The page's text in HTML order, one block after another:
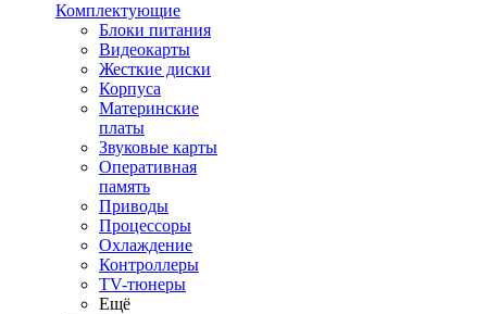
Комплектующие
Блоки питания
Видеокарты
Жесткие диски
Корпуса
Материнские
платы
Звуковые карты
Оперативная
память
Приводы
Процессоры
Охлаждение
Контроллеры
TV-тюнеры
Ещё